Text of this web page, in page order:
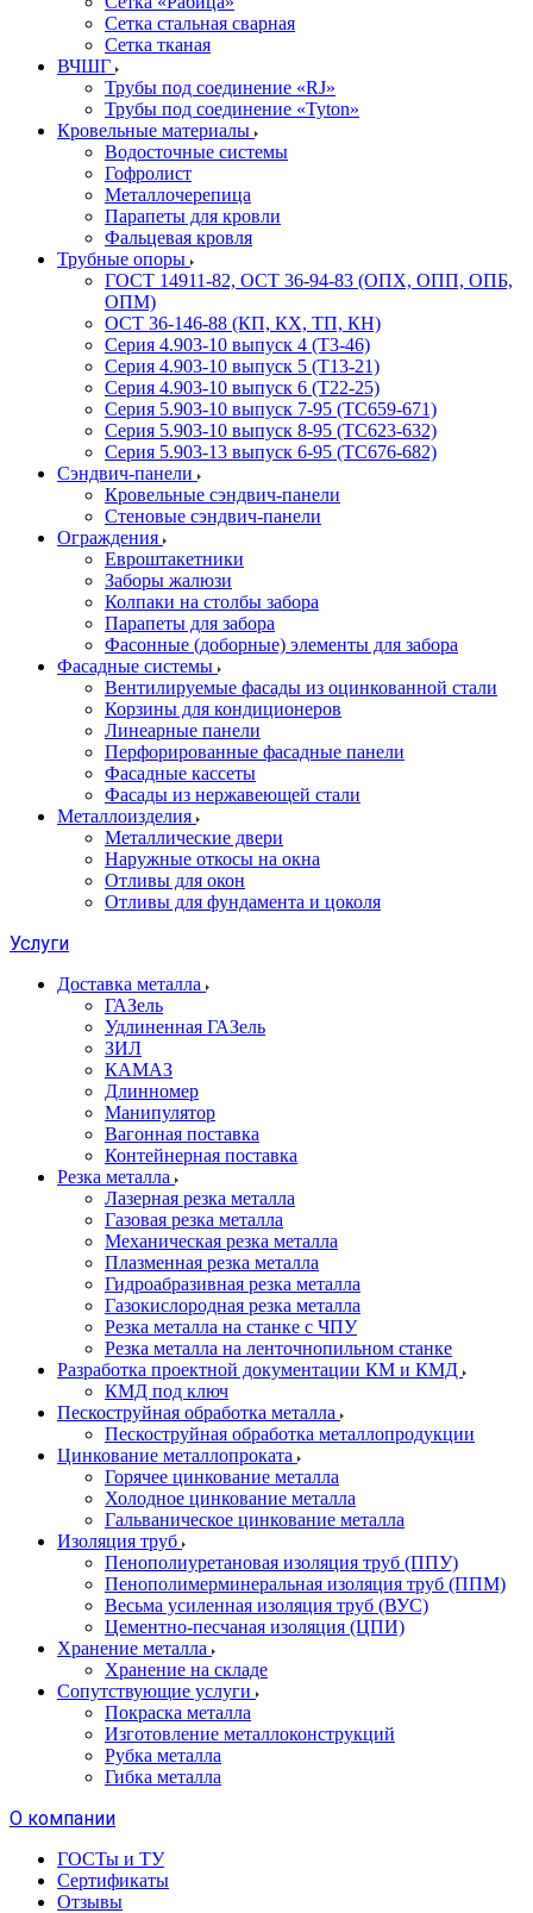
Сетка стальная сварная
Сетка тканая
ВЧШГ
Трубы под соединение «RJ»
Трубы под соединение «Tyton»
Кровельные материалы
Водосточные системы
Гофролист
Металлочерепица
Парапеты для кровли
Фальцевая кровля
Трубные опоры
ГОСТ 14911-82, ОСТ 36-94-83 (ОПХ, ОПП, ОПБ,
ОПМ)
ОСТ 36-146-88 (КП, КХ, ТП, КН)
Серия 4.903-10 выпуск 4 (Т3-46)
Серия 4.903-10 выпуск 5 (Т13-21)
Серия 4.903-10 выпуск 6 (Т22-25)
Серия 5.903-10 выпуск 7-95 (ТС659-671)
Серия 5.903-10 выпуск 8-95 (ТС623-632)
Серия 5.903-13 выпуск 6-95 (ТС676-682)
Сэндвич-панели
Кровельные сэндвич-панели
Стеновые сэндвич-панели
Ограждения
Евроштакетники
Заборы жалюзи
Колпаки на столбы забора
Парапеты для забора
Фасонные (доборные) элементы для забора
Фасадные системы
Вентилируемые фасады из оцинкованной стали
Корзины для кондиционеров
Линеарные панели
Перфорированные фасадные панели
Фасадные кассеты
Фасады из нержавеющей стали
Металлоизделия
Металлические двери
Наружные откосы на окна
Отливы для окон
Отливы для фундамента и цоколя
Услуги
Доставка металла
ГАЗель
Удлиненная ГАЗель
ЗИЛ
КАМАЗ
Длинномер
Манипулятор
Вагонная поставка
Контейнерная поставка
Резка металла
Лазерная резка металла
Газовая резка металла
Механическая резка металла
Плазменная резка металла
Гидроабразивная резка металла
Газокислородная резка металла
Резка металла на станке с ЧПУ
Резка металла на ленточнопильном станке
Разработка проектной документации КМ и КМД
КМД под ключ
Пескоструйная обработка металла
Пескоструйная обработка металлопродукции
Цинкование металлопроката
Горячее цинкование металла
Холодное цинкование металла
Гальваническое цинкование металла
Изоляция труб
Пенополиуретановая изоляция труб (ППУ)
Пенополимерминеральная изоляция труб (ППМ)
Весьма усиленная изоляция труб (ВУС)
Цементно-песчаная изоляция (ЦПИ)
Хранение металла
Хранение на складе
Сопутствующие услуги
Покраска металла
Изготовление металлоконструкций
Рубка металла
Гибка металла
О компании
ГОСТы и ТУ
Сертификаты
Отзывы